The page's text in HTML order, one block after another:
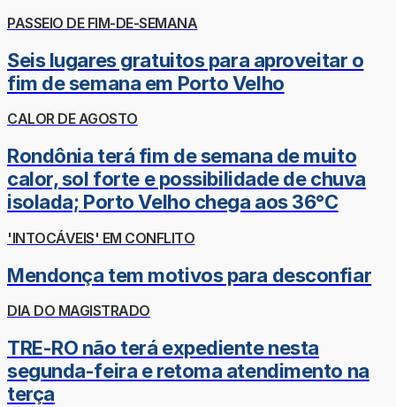
PASSEIO DE FIM-DE-SEMANA
Seis lugares gratuitos para aproveitar o
fim de semana em Porto Velho
CALOR DE AGOSTO
Rondônia terá fim de semana de muito
calor, sol forte e possibilidade de chuva
isolada; Porto Velho chega aos 36°C
'INTOCÁVEIS' EM CONFLITO
Mendonça tem motivos para desconfiar
DIA DO MAGISTRADO
TRE-RO não terá expediente nesta
segunda-feira e retoma atendimento na
terça